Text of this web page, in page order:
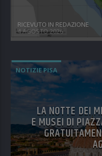
RICEVUTO IN REDAZIONE
4 AGOSTO 2026
NOTIZIE PISA
LA NOTTE DEI
E MUSEI DI